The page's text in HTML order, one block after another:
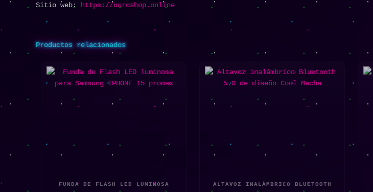
Sitio web:
https://ouroshop.online
Productos relacionados
FUNDA DE FLASH LED LUMINOSA
ALTAVOZ INALÁMBRICO BLUETOOTH